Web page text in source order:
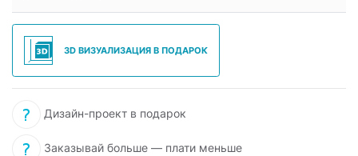
3D ВИЗУАЛИЗАЦИЯ В ПОДАРОК
Дизайн-проект в подарок
Заказывай больше — плати меньше